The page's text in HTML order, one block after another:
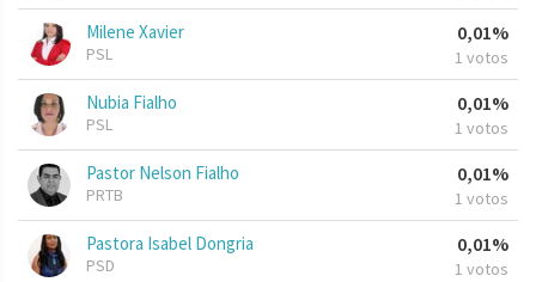
Milene Xavier
PSL
0,01%
1 votos
Nubia Fialho
PSL
0,01%
1 votos
Pastor Nelson Fialho
PRTB
0,01%
1 votos
Pastora Isabel Dongria
PSD
0,01%
1 votos